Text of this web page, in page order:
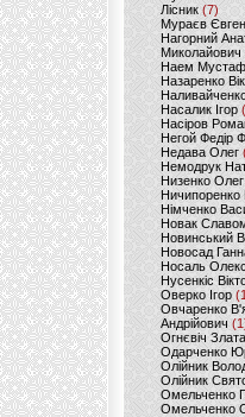
Лісник (7)
Мураєв Євген
Нагорний
Миколайович
Наем
Назаренко
Насалик Ігор
Насіров
Негой Федір
Недава Олег
Немодрук
Низенко Олег
Ничипоренко
Німченко
Новак
Новинський
Новосад
Носаль
Нусенкіс
Оверко Ігор
Овчаренко
Андрійович
Огнєвіч Злата
Одарченко
Олійник
Олійник
Омельченко
Омельченко